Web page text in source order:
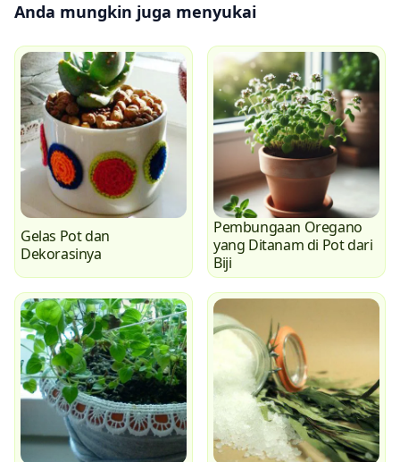
Anda mungkin juga menyukai
Gelas Pot dan
Dekorasinya
Pembungaan Oregano
yang Ditanam di Pot dari
Biji